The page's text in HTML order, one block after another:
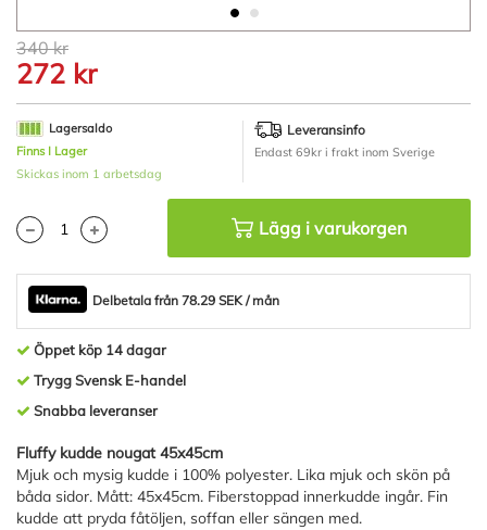
Hoppa
till
början
av
bildgalleriet
340 kr
272 kr
Lagersaldo
Finns I Lager
Skickas inom 1 arbetsdag
Leveransinfo
Endast 69kr i frakt inom Sverige
Lägg i varukorgen
Delbetala från 78.29 SEK / mån
Öppet köp 14 dagar
Trygg Svensk E-handel
Snabba leveranser
Fluffy kudde nougat 45x45cm
Mjuk och mysig kudde i 100% polyester. Lika mjuk och skön på
båda sidor. Mått: 45x45cm. Fiberstoppad innerkudde ingår. Fin
kudde att pryda fåtöljen, soffan eller sängen med.